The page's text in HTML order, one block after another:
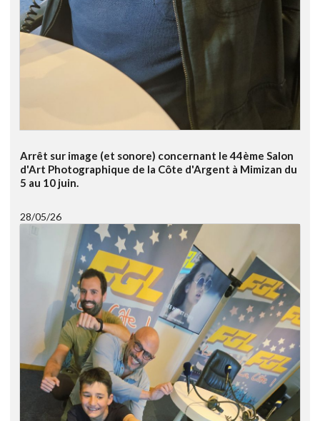
Arrêt sur image (et sonore) concernant le 44ème Salon
d'Art Photographique de la Côte d'Argent à Mimizan du
5 au 10 juin.
28/05/26